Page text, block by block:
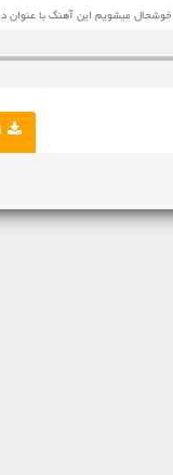
خوشحال میشویم این آهنگ با عنوان